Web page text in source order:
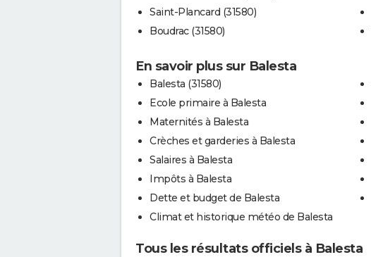
Saint-Plancard (31580)
Boudrac (31580)
En savoir plus sur Balesta
Balesta (31580)
Ecole primaire à Balesta
Maternités à Balesta
Crèches et garderies à Balesta
Salaires à Balesta
Impôts à Balesta
Dette et budget de Balesta
Climat et historique météo de Balesta
Tous les résultats officiels à Balesta